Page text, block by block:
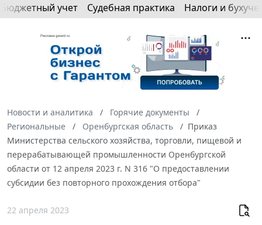
Бюджетный учет Судебная практика Налоги и
Новости и аналитика
Горячие документы
Региональные
Оренбургская область
Приказ
Министерства сельского хозяйства, торговли, пищевой и
перерабатывающей промышленности Оренбургской
области от 12 апреля 2023 г. N 316 "О предоставлении
субсидии без повторного прохождения отбора"
22 апреля 2023